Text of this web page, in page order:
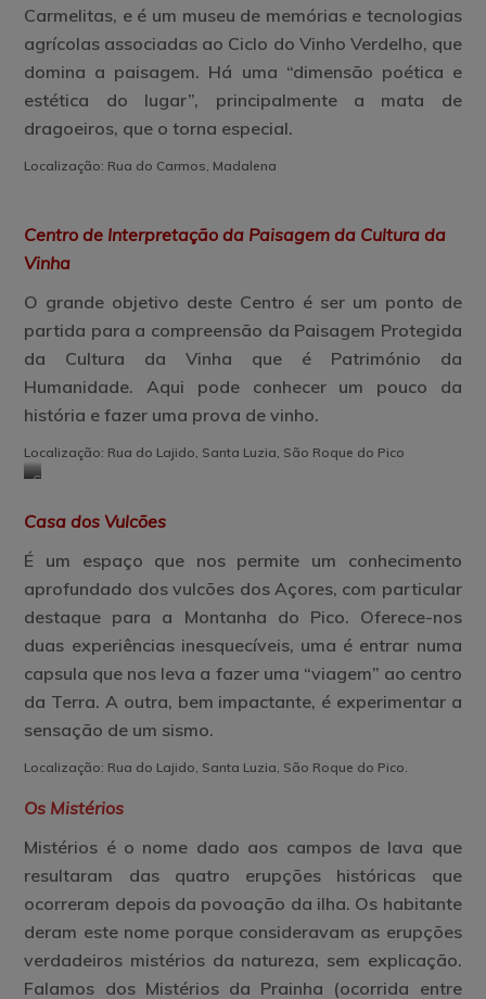
Carmelitas, e é um museu de memórias e tecnologias
agrícolas associadas ao Ciclo do Vinho Verdelho, que
domina a paisagem. Há uma “dimensão poética e
estética do lugar”, principalmente a mata de
dragoeiros, que o torna especial.
Localização: Rua do Carmos, Madalena
Centro de Interpretação da Paisagem da Cultura da
Vinha
O grande objetivo deste Centro é ser um ponto de
partida para a compreensão da Paisagem Protegida
da Cultura da Vinha que é Património da
Humanidade. Aqui pode conhecer um pouco da
história e fazer uma prova de vinho.
Localização: Rua do Lajido, Santa Luzia, São Roque do Pico
Centro
Interpretação
Paisagem
Cultura
da
Vinha
Casa dos Vulcões
É um espaço que nos permite um conhecimento
aprofundado dos vulcões dos Açores, com particular
destaque para a Montanha do Pico. Oferece-nos
duas experiências inesquecíveis, uma é entrar numa
capsula que nos leva a fazer uma “viagem” ao centro
da Terra. A outra, bem impactante, é experimentar a
sensação de um sismo.
Localização: Rua do Lajido, Santa Luzia, São Roque do Pico.
Os Mistérios
Mistérios é o nome dado aos campos de lava que
resultaram das quatro erupções históricas que
ocorreram depois da povoação da ilha. Os habitante
deram este nome porque consideravam as erupções
verdadeiros mistérios da natureza, sem explicação.
Falamos dos Mistérios da Prainha (ocorrida entre